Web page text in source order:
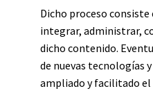
Dicho proceso consiste
integrar, administrar,
dicho contenido.
de nuevas tecnologías
ampliado y facilitado el